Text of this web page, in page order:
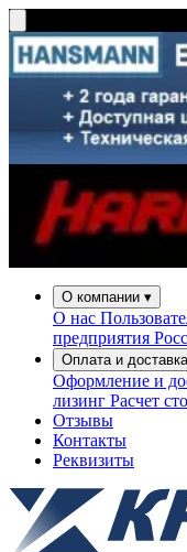
О компании ▾
О нас
предприятия
Оплата и доставка
Оформление и
лизинг Расчет
Отзывы
Контакты
Реквизиты